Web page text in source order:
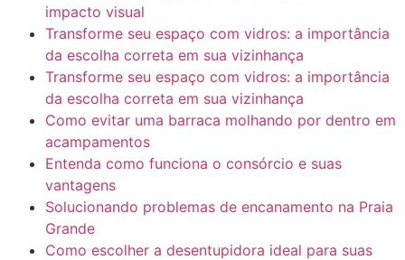
impacto visual
Transforme seu espaço com vidros: a importância
da escolha correta em sua vizinhança
Transforme seu espaço com vidros: a importância
da escolha correta em sua vizinhança
Como evitar uma barraca molhando por dentro em
acampamentos
Entenda como funciona o consórcio e suas
vantagens
Solucionando problemas de encanamento na Praia
Grande
Como escolher a desentupidora ideal para suas